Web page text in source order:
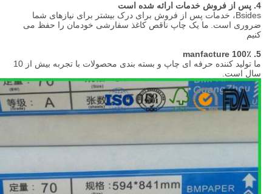
4. پس از فروش خدمات ارائه شده است
Bsides، خدمات پس از فروش برای درک بیشتر برای نیازهای شما
ضروری است. ما یک چاپ ناقص کاغذ سفارشی خودمان را حفظ می
کنیم
5. manfacture 100٪
ما تولید کننده حرفه ای چاپ و بسته بندی محصولات با تجربه بیش از 10
سال است.